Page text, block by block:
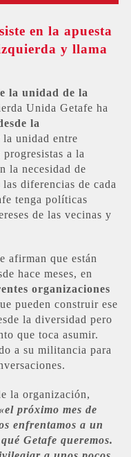
en la apuesta
y llama
la unidad de la
Unida Getafe ha
la
unidad entre
a la
la necesidad de
diferencias de cada
tenga políticas
de las vecinas y
afirman que están
hace meses, en
organizaciones
pueden construir ese
la diversidad pero
que toca asumir.
a su militancia para
la organización,
próximo mes de
enfrentamos a un
Getafe queremos.